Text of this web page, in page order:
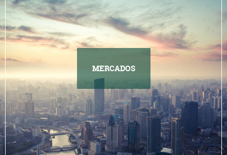
MERCADOS